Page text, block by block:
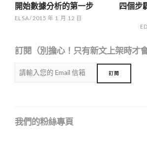
四個步
開始數據分析的第一步
ELSA/ 2015 年 1 月 12 日
訂閱（別擔心！只有新文上架時才會
我們的粉絲專頁